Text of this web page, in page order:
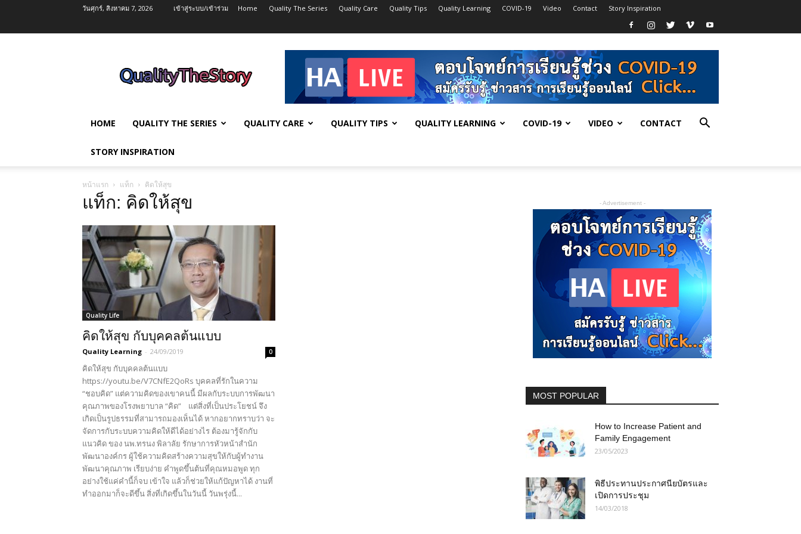
วันศุกร์, สิงหาคม 7, 2026 เข้าสู่ระบบ/เข้าร่วม Home Quality The Series Quality Care Quality Tips Quality Learning COVID-19 Video Contact Story Inspiration
HOME QUALITY THE SERIES QUALITY CARE QUALITY TIPS QUALITY LEARNING COVID-19 VIDEO CONTACT
STORY INSPIRATION
หน้าแรก แท็ก คิดให้สุข
แท็ก: คิดให้สุข
Quality Life
คิดให้สุข กับบุคคลต้นแบบ
Quality Learning - 24/09/2019 0
คิดให้สุข กับบุคคลต้นแบบ
https://youtu.be/V7CNfE2QoRs บุคคลที่รักในความ
“ชอบคิด” แต่ความคิดของเขาคนนี้ มีผลกับระบบการพัฒนา
คุณภาพของโรงพยาบาล “คิด” แต่สิ่งที่เป็นประโยชน์ จึง
เกิดเป็นรูปธรรมที่สามารถมองเห็นได้ หากอยากทราบว่า จะ
จัดการกับระบบความคิดให้ดีได้อย่างไร ต้องมารู้จักกับ
แนวคิด ของ นพ.ทรนง พิลาลัย รักษาการหัวหน้าสำนัก
พัฒนาองค์กร ผู้ใช้ความคิดสร้างความสุขให้กับผู้ทำงาน
พัฒนาคุณภาพ เรียบง่าย คำพูดขึ้นต้นที่คุณหมอพูด ทุก
อย่างใช้แค่คำนี้ก็จบ เข้าใจ แล้วก็ช่วยให้แก้ปัญหาได้ งานที่
ทำออกมาก็จะดีขึ้น สิ่งที่เกิดขึ้นในวันนี้ วันพรุ่งนี้...
- Advertisement -
MOST POPULAR
How to Increase Patient and
Family Engagement
23/05/2023
พิธีประทานประกาศนียบัตรและ
เปิดการประชุม
14/03/2018